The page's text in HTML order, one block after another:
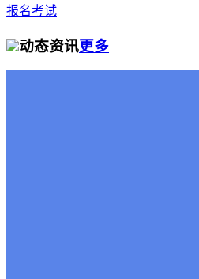
报名考试
动态资讯更多